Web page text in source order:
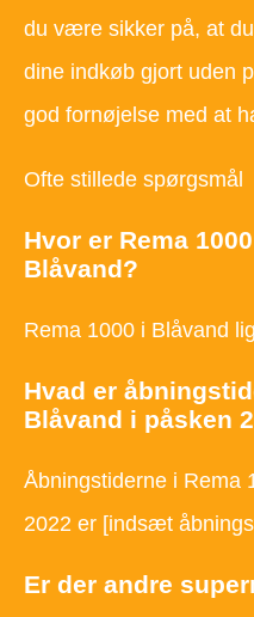
du være sikker på, at
dine indkøb gjort uden
god fornøjelse med at
Ofte stillede spørgsmål
Hvor er Rema
Blåvand?
Rema 1000 i Blåvand
Hvad er
Blåvand i påsken
Åbningstiderne i Rema
2022 er [indsæt
Er der andre